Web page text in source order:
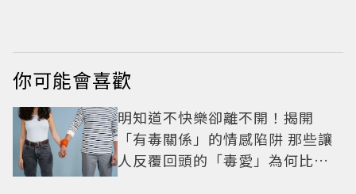
你可能會喜歡
明知道不快樂卻離不開！揭開
「有毒關係」的情感陷阱 那些讓
人反覆回頭的「毒愛」為何比菸